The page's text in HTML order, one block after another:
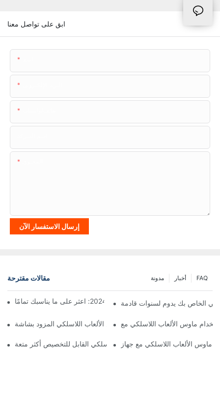
ابق على تواصل معنا
إرسال الاستفسار الآن
مقالات مقترحة FAQ أخبار مدونة
أفضل ماوس ألعاب لاسلكي لعام 2024: اعثر على ما يناسبك تمامًا
الخاص بك يدوم لسنوات قادمة
لماذا يعتبر ماوس الألعاب اللاسلكي المزود بشاشة OLED مبتكرًا
لماذا يمكن أن يكون ماوس الألعاب اللاسلكي القابل للتخصيص أكثر متعة